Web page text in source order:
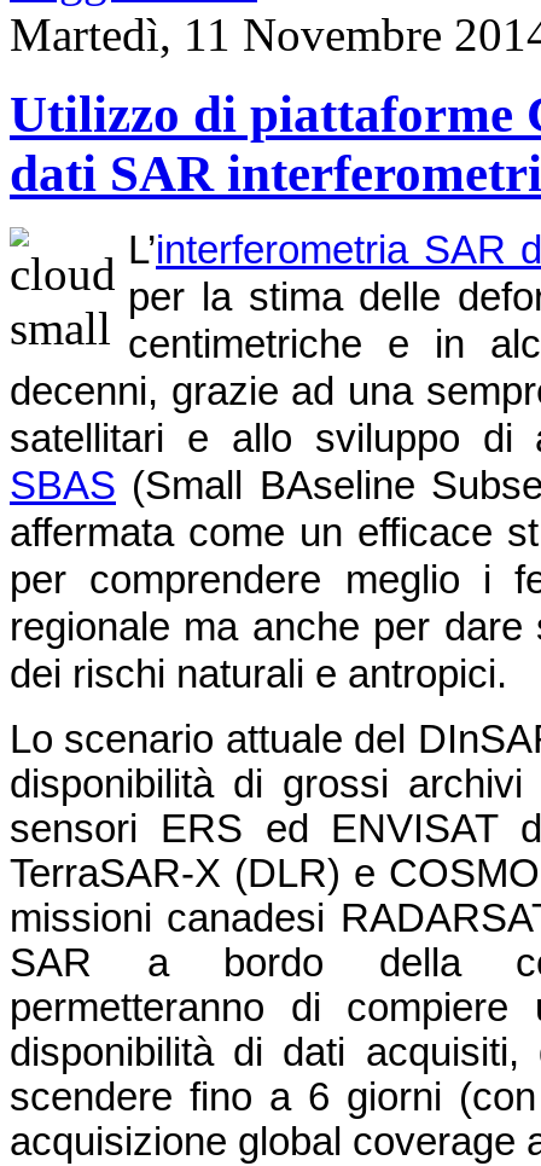
Martedì, 11 Novembre
Utilizzo di piattaforme
dati SAR
L’interferometria SAR
per la stima delle
centimetriche e in
decenni, grazie ad una
satellitari e allo sviluppo
SBAS (Small BAseline
affermata come un efficace
per comprendere meglio i
regionale ma anche per
dei rischi naturali e antropici.
Lo scenario attuale del
disponibilità di grossi
sensori ERS ed ENVISAT
TerraSAR-X (DLR) e
missioni canadesi
SAR a bordo della
permetteranno di
disponibilità di dati
scendere fino a 6 giorni
acquisizione global coverage